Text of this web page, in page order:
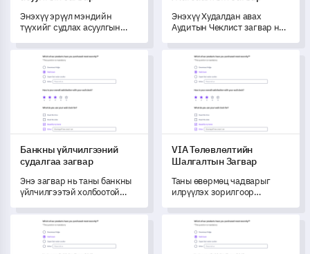
Энэхүү эрүүл мэндийн
түүхийг судлах асуулгын
сайжруулах, өвчтөнүүдэд
илүү тохирсон үйлчилгээ
үзүүлэхэд шаардлагатай
чухал эрүүл мэндийн
мэдээллийг бүрдэхэд тань
туслах болно.
Энэхүү Худалдан авах
Аудитын Чеклист загвар нь
нийцэх байдалд үнэлгээ
хийх боломжийг олгож,
сайжруулах шаардлагатай
салбарыг тодорхойлоход
тусална.
Банкны үйлчилгээний судалгаа загвар
Банкны үйлчилгээний
судалгаа загвар
Энэ загвар нь таны банкны
үйлчилгээтэй холбоотой
бүрэн ойлгоход тусалж,
дутагдлыг таних ба
сайжруулах боломжуудыг
нээхэд туслах болно.
VIA Төлөвлөлтийн
VIA Төлөвлөлтийн
Шалгалтын Загвар
Таны өвөрмөц чадварыг
илрүүлэх зорилгоор
Квалитетын Судалгаа Хуудас
болох нь таны хүч чадлыг
илрүүлж, хөгжүүлэхэд
тусална.
Ажилтны сургалтын санал хүсэлтийн загвар
Сургуулийн сэтгэл